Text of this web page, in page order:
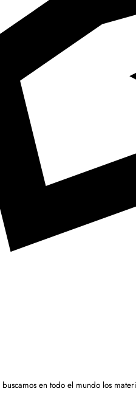
en todo el mundo los